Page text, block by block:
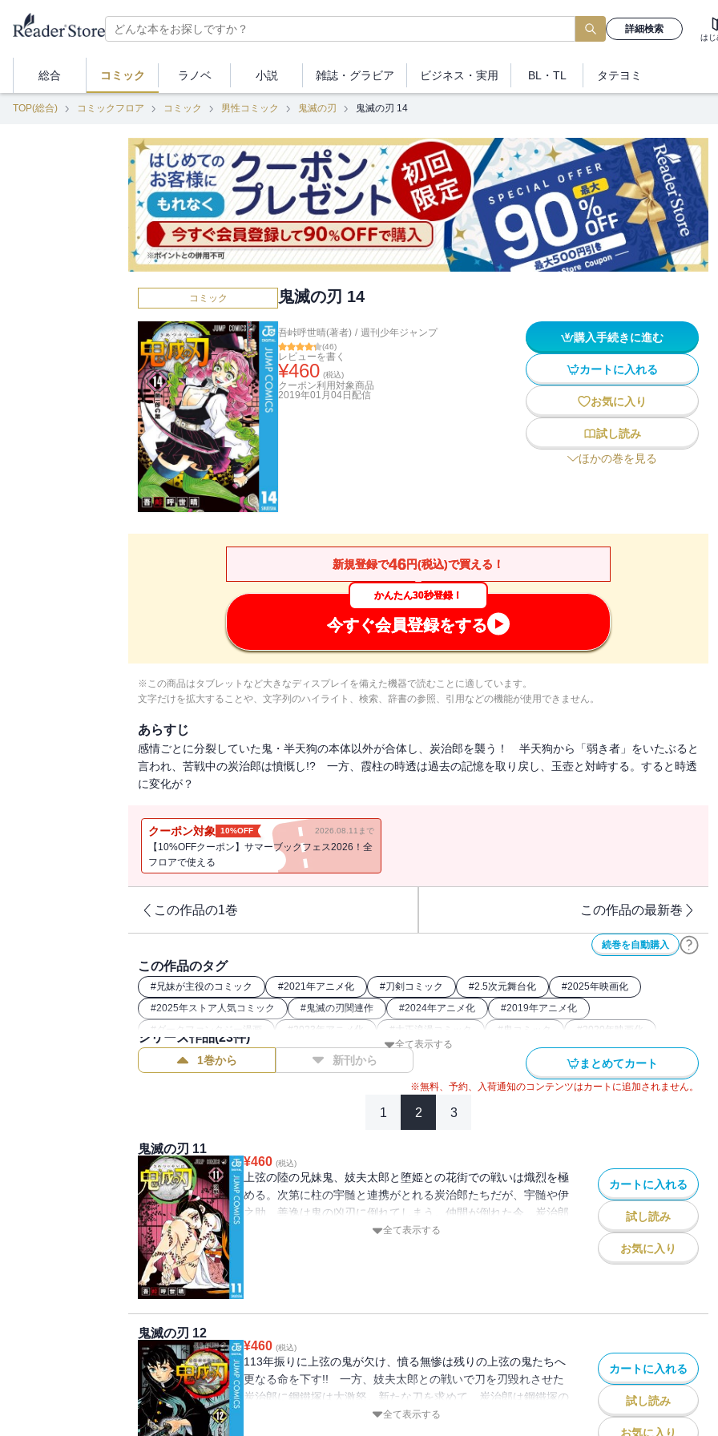
詳細検索
はじ
総合 コミック ラノベ 小説 雑誌・ グラビア ビジネス ・実用 BL・TL タテヨミ
TOP(総合) コミックフロア コミック 男性コミック 鬼滅の刃 鬼滅の刃 14
コミック 鬼滅の刃 14
吾峠呼世晴(著者) / 週刊少年ジャンプ
(46)
レビューを書く
¥460 (税込)
クーポン利用対象商品
2019年01月04日 配信
購入手続きに進む
カートに入れる
お気に入り
試し読み
ほかの巻を見る
新規登録で46円(税込)で買える！
かんたん30秒登録！
今すぐ会員登録をする
※この商品はタブレットなど大きなディスプレイを備えた機器で読むことに適しています。
文字だけを拡大することや、文字列のハイライト、検索、辞書の参照、引用などの機能が使用できません。
あらすじ
感情ごとに分裂していた鬼・半天狗の本体以外が合体し、炭治郎を襲う！ 半天狗から「弱き者」をいたぶると
言われ、苦戦中の炭治郎は憤慨し!? 一方、霞柱の時透は過去の記憶を取り戻し、玉壺と対峙する。すると時透
に変化が？
クーポン対象 10%OFF 2026.08.11まで
【10%OFFクーポン】サマーブックフェス2026！全
フロアで使える
この作品の1巻 この作品の最新巻
続巻を自動購入
この作品のタグ
#兄妹が主役のコミック #2021年アニメ化 #刀剣コミック #2.5次元舞台化 #2025年映画化
#2025年ストア人気コミック #鬼滅の刃関連作 #2024年アニメ化 #2019年アニメ化
# ダークファンタジー漫画 #2023年アニメ化 # 大正浪漫コミック # 鬼コミック #2020年映画化
#和風ファンタジー漫画
全て表示する
シリーズ作品(23件)
1巻から 新刊から まとめてカート
※無料、予約、入荷通知のコンテンツはカートに追加されません。
1 2 3
鬼滅の刃 11
¥460 (税込)
上弦の陸の兄妹鬼、妓夫太郎と堕姫との花街での戦いは熾烈を極
める。次第に柱の宇髄と連携がとれる炭治郎たちだが、宇髄や伊
之助、善逸は鬼の凶刃に倒れてしまう。仲間が倒れた今、炭治郎
は二人の鬼を打ち破れるのか!?全て表示する
カートに入れる
試し読み
お気に入り
鬼滅の刃 12
¥460 (税込)
113年振りに上弦の鬼が欠け、憤る無惨は残りの上弦の鬼たちへ
更なる命を下す!! 一方、妓夫太郎との戦いで刀を刃毀れさせた
炭治郎に鋼鐵塚は大激怒。新たな刀を求めて、炭治郎は鋼鐵塚の
いる刀鍛冶の里へと訪れるが…!?全て表示する
カートに入れる
試し読み
お気に入り